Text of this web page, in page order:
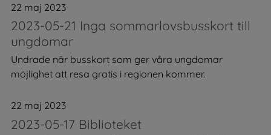
22 maj 2023
2023-05-21 Inga sommarlovsbusskort till
ungdomar
Undrade när busskort som ger våra ungdomar
möjlighet att resa gratis i regionen kommer.
22 maj 2023
2023-05-17 Biblioteket